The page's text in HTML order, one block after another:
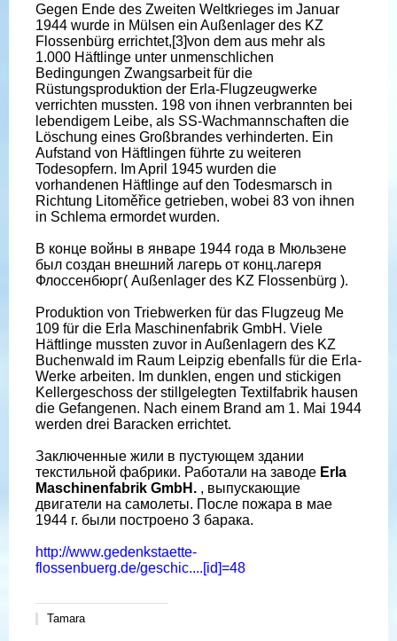
Gegen Ende des Zweiten Weltkrieges im Januar
1944 wurde in Mülsen ein Außenlager des KZ
Flossenbürg errichtet,[3]von dem aus mehr als
1.000 Häftlinge unter unmenschlichen
Bedingungen Zwangsarbeit für die
Rüstungsproduktion der Erla-Flugzeugwerke
verrichten mussten. 198 von ihnen verbrannten bei
lebendigem Leibe, als SS-Wachmannschaften die
Löschung eines Großbrandes verhinderten. Ein
Aufstand von Häftlingen führte zu weiteren
Todesopfern. Im April 1945 wurden die
vorhandenen Häftlinge auf den Todesmarsch in
Richtung Litoměřice getrieben, wobei 83 von ihnen
in Schlema ermordet wurden.
В конце войны в январе 1944 года в Мюльзене
был создан внешний лагерь от конц.лагеря
Флоссенбюрг( Außenlager des KZ Flossenbürg ).
Produktion von Triebwerken für das Flugzeug Me
109 für die Erla Maschinenfabrik GmbH. Viele
Häftlinge mussten zuvor in Außenlagern des KZ
Buchenwald im Raum Leipzig ebenfalls für die Erla-
Werke arbeiten. Im dunklen, engen und stickigen
Kellergeschoss der stillgelegten Textilfabrik hausen
die Gefangenen. Nach einem Brand am 1. Mai 1944
werden drei Baracken errichtet.
Заключенные жили в пустующем здании
текстильной фабрики. Работали на заводе Erla
Maschinenfabrik GmbH. , выпускающие
двигатели на самолеты. После пожара в мае
1944 г. были построено 3 барака.
http://www.gedenkstaette-
flossenbuerg.de/geschic....[id]=48
Tamara